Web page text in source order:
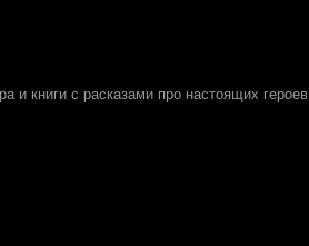
и книги с расказами про настоящих героев